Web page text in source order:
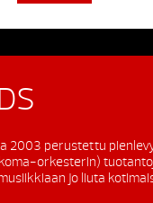
2003 perustettu
orkesterin)
jo liuta